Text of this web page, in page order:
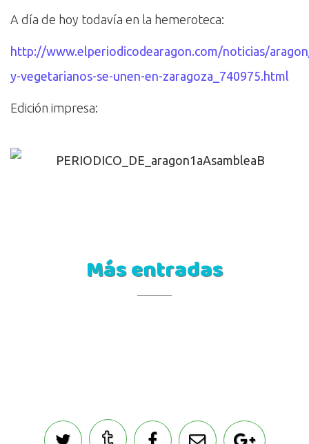
A día de hoy todavía en la hemeroteca:
http://www.elperiodicodearagon.com/noticias/
y-vegetarianos-se-unen-en-zaragoza_740975.html
Edición impresa:
Más entradas